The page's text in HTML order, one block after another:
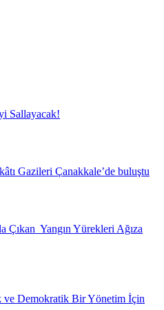
Sallayacak!
Gazileri Çanakkale’de buluştu
Çıkan Yangın Yürekleri Ağıza
Demokratik Bir Yönetim İçin